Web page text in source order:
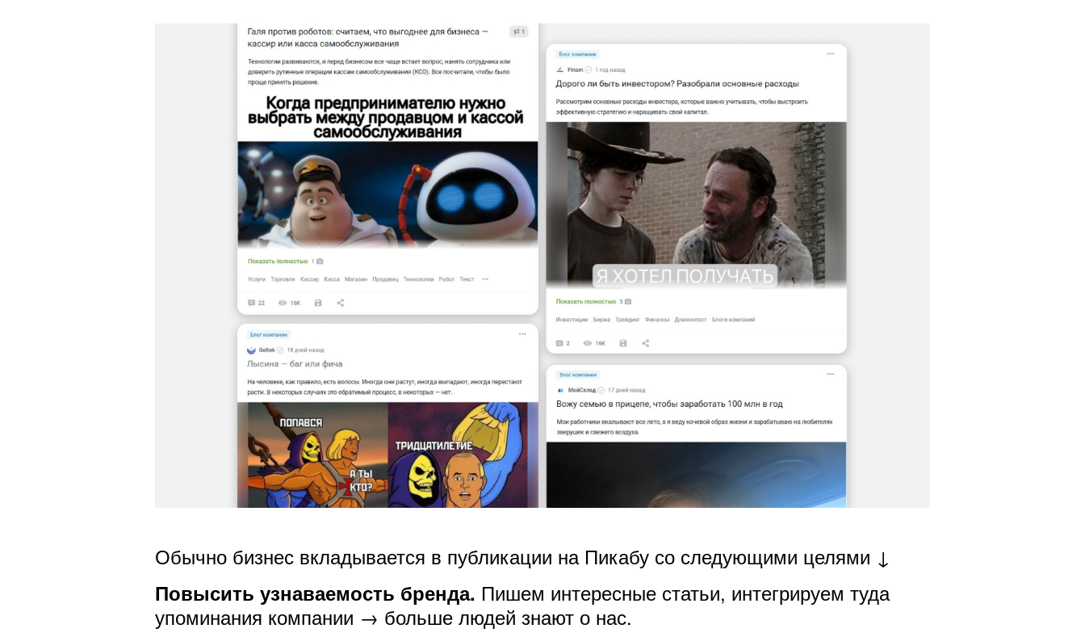
Обычно бизнес вкладывается в публикации на Пикабу со следующими целями ↓
Повысить узнаваемость бренда. Пишем интересные статьи, интегрируем туда
упоминания компании → больше людей знают о нас.